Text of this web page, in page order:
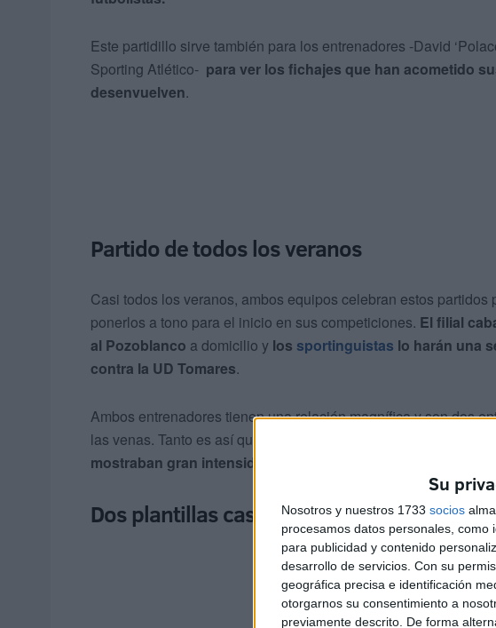
Su
Nosotros y nuestros 1733 socios
procesamos datos personales,
para publicidad y contenido
desarrollo de servicios. Con su
geográfica precisa e identificación
otorgarnos su consentimiento a
previamente descrito. De forma
Este partidillo sirve también para los entrenadores -David
Sporting Atlético- para ver los fichajes que han acometido
desenvuelven.
Partido de todos los veranos
Casi todos los veranos, ambos equipos celebran estos
ponerlos a tono para el inicio en sus competiciones. El filial
al Pozoblanco a domicilio y los sportinguistas lo harán una
contra la UD Tomares.
Ambos entrenadores tienen una relación magnífica y son dos
las venas. Tanto es así que se ha podido ver que en este
mostraban gran intensidad a la hora de dar órdenes a sus
Dos plantillas casi nuevas